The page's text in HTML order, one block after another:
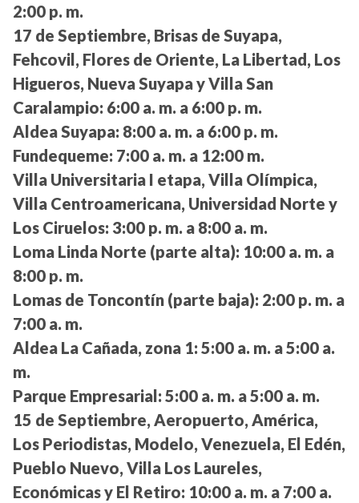
2:00 p. m.
17 de Septiembre, Brisas de Suyapa,
Fehcovil, Flores de Oriente, La Libertad, Los
Higueros, Nueva Suyapa y Villa San
Caralampio: 6:00 a. m. a 6:00 p. m.
Aldea Suyapa: 8:00 a. m. a 6:00 p. m.
Fundequeme: 7:00 a. m. a 12:00 m.
Villa Universitaria I etapa, Villa Olímpica,
Villa Centroamericana, Universidad Norte y
Los Ciruelos: 3:00 p. m. a 8:00 a. m.
Loma Linda Norte (parte alta): 10:00 a. m. a
8:00 p. m.
Lomas de Toncontín (parte baja): 2:00 p. m. a
7:00 a. m.
Aldea La Cañada, zona 1: 5:00 a. m. a 5:00 a.
m.
Parque Empresarial: 5:00 a. m. a 5:00 a. m.
15 de Septiembre, Aeropuerto, América,
Los Periodistas, Modelo, Venezuela, El Edén,
Pueblo Nuevo, Villa Los Laureles,
Económicas y El Retiro: 10:00 a. m. a 7:00 a.